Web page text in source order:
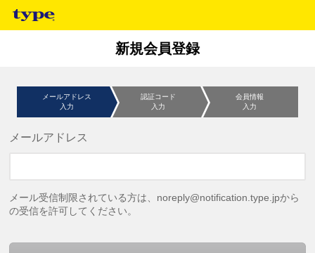
新規会員登録
メールアドレス
入力
認証コード
入力
会員情報
入力
メールアドレス
メール受信制限されている方は、noreply@notification.type.jpから
の受信を許可してください。